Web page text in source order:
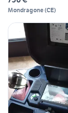
Mondragone(CE)